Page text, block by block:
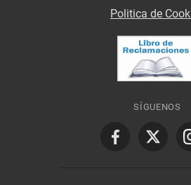
Politica de
SÍGUENOS